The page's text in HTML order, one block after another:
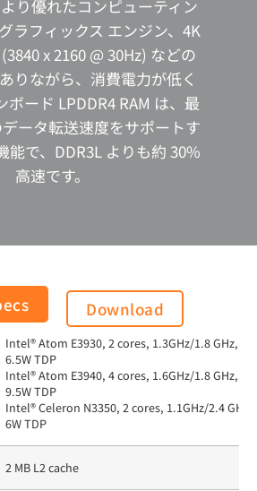
り優れたコンピューティン
ラフィックス エンジン、4K
x 2160 @ 30Hz) などの
りながら、消費電力が低く
ボード LPDDR4 RAM は、最
ータ転送速度をサポートす
能で、DDR3L よりも約 30%
高速です。
Download
Intel® Atom E3930, 2 cores, 1.3GHz/1.8 GHz,
6.5W TDP
Intel® Atom E3940, 4 cores, 1.6GHz/1.8 GHz,
9.5W TDP
Intel® Celeron N3350, 2 cores, 1.1GHz/2.4 GHz,
6W TDP
2 MB L2 cache